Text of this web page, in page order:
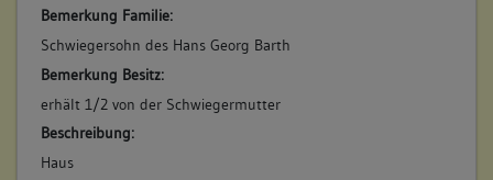
Der Weber Simon Barth besitzt im Bereich Vorstadt 9 und 11:
"Eine Behausung, Keller, Scheuren und Hofraithen samt aller
Zugehördt, an Caspar Hägelin und Georg Müllers,
Zimmermanns Wittib". (a)
Betroffene Gebäudeteile:
keine
Bemerkung Familie:
Schwiegersohn des Hans Georg Barth
Bemerkung Besitz:
erhält 1/2 von der Schwiegermutter
Beschreibung:
Haus